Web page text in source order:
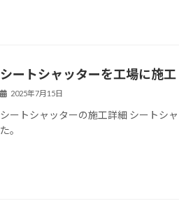
シートシャッターを工場に施工
2025年7月15日
シートシャッターの施工詳細 シートシ
た。